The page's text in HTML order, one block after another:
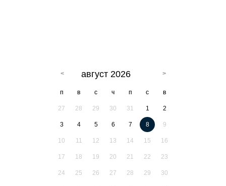
август 2026
п в с ч п с в
27 28 29 30 31 1 2
3 4 5 6 7 8 9
10 11 12 13 14 15 16
17 18 19 20 21 22 23
24 25 26 27 28 29 30